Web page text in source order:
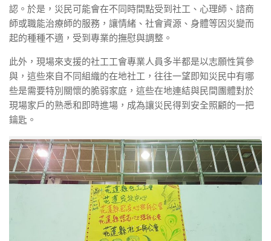
認。於是，災民可能會在不同時間點受到社工、心理師、諮商
師或職能治療師的服務，讓情緒、社會資源、身體等因災變而
起的種種不適，受到專業的撫慰與調整。
此外，現場來支援的社工工會專業人員多半都是以志願性質參
與，這些來自不同組織的在地社工，往往一望即知災民中有哪
些是需要特別關懷的脆弱家庭，這些在地連結與民間團體對於
現場家戶的熟悉和即時進場，成為讓災民得到安全照顧的一把
鑰匙。